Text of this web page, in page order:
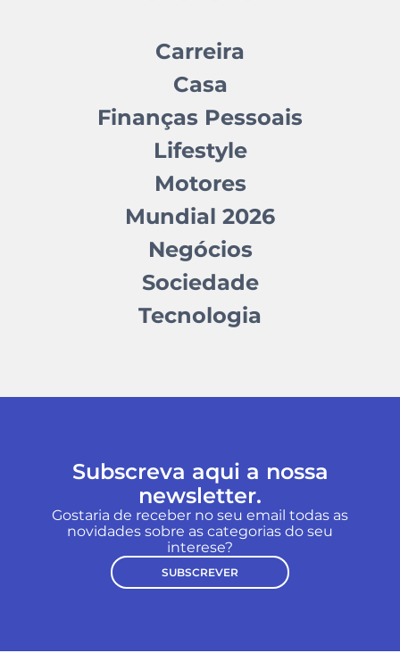
Carreira
Casa
Finanças Pessoais
Lifestyle
Motores
Mundial 2026
Negócios
Sociedade
Tecnologia
Subscreva aqui a nossa
newsletter.
Gostaria de receber no seu email todas as
novidades sobre as categorias do seu
interese?
SUBSCREVER